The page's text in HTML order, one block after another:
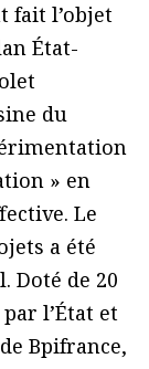
fait l’objet
État-
du
» en
Le
a été
Doté de 20
l’État et
Bpifrance,